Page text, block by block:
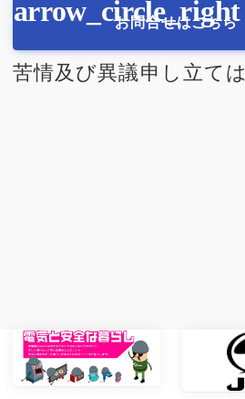
お問合せはこちら
苦情及び異議申し立ては